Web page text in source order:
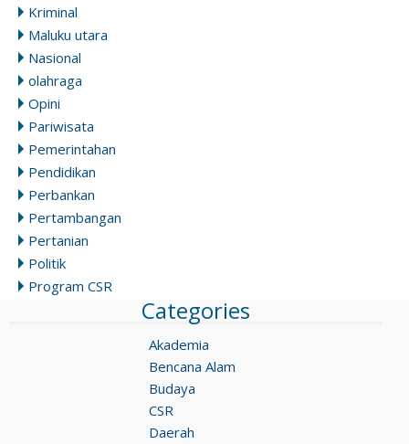
Kriminal
Maluku utara
Nasional
olahraga
Opini
Pariwisata
Pemerintahan
Pendidikan
Perbankan
Pertambangan
Pertanian
Politik
Program CSR
Categories
Akademia
Bencana Alam
Budaya
CSR
Daerah